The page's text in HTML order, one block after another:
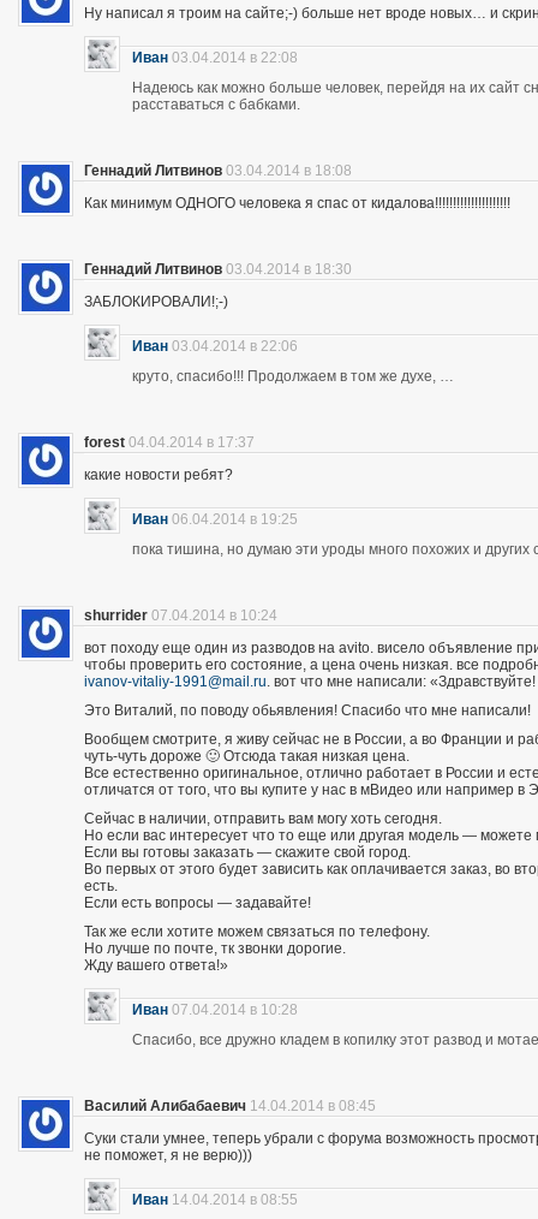
Ну написал я троим на сайте;-) больше нет вроде новых… и
Иван 03.04.2014 в 22:08
Надеюсь как можно больше человек, перейдя на их сайт
расставаться с бабками.
Геннадий Литвинов 03.04.2014 в 18:08
Как минимум ОДНОГО человека я спас от кидалова!!!!!!!!!!!!!!!!!!!!!
Геннадий Литвинов 03.04.2014 в 18:30
ЗАБЛОКИРОВАЛИ!;-)
Иван 03.04.2014 в 22:06
круто, спасибо!!! Продолжаем в том же духе, …
forest 04.04.2014 в 17:37
какие новости ребят?
Иван 06.04.2014 в 19:25
пока тишина, но думаю эти уроды много похожих и
shurrider 07.04.2014 в 10:24
вот походу еще один из разводов на avito. висело объявление
чтобы проверить его состояние, а цена очень низкая. все
ivanov-vitaliy-1991@mail.ru . вот что мне написали: «Здравствуйте!
Это Виталий, по поводу обьявления! Спасибо что мне написали!
Вообщем смотрите, я живу сейчас не в России, а во Франции и
чуть-чуть дороже 🙂 Отсюда такая низкая цена.
Все естественно оригинальное, отлично работает в России и
отличатся от того, что вы купите у нас в мВидео или например в
Сейчас в наличии, отправить вам могу хоть сегодня.
Но если вас интересует что то еще или другая модель —
Если вы готовы заказать — скажите свой город.
Во первых от этого будет зависить как оплачивается заказ, во
есть.
Если есть вопросы — задавайте!
Так же если хотите можем связаться по телефону.
Но лучше по почте, тк звонки дорогие.
Жду вашего ответа!»
Иван 07.04.2014 в 10:28
Спасибо, все дружно кладем в копилку этот развод и
Василий Алибабаевич 14.04.2014 в 08:45
Суки стали умнее, теперь убрали с форума возможность
не поможет, я не верю)))
Иван 14.04.2014 в 08:55